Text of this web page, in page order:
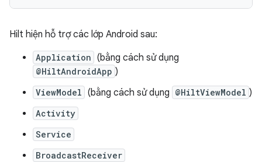
Hilt hiện hỗ trợ các lớp Android sau:
Application (bằng cách sử dụng
@HiltAndroidApp )
ViewModel (bằng cách sử dụng @HiltViewModel )
Activity
Service
BroadcastReceiver